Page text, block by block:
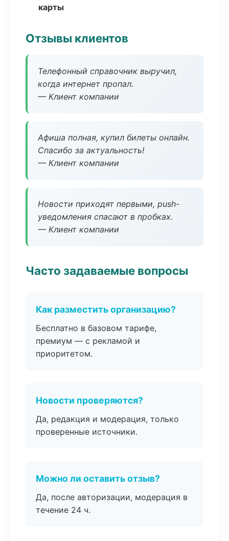
карты
Отзывы клиентов
Телефонный справочник выручил,
когда интернет пропал.
— Клиент компании
Афиша полная, купил билеты онлайн.
Спасибо за актуальность!
— Клиент компании
Новости приходят первыми, push-
уведомления спасают в пробках.
— Клиент компании
Часто задаваемые вопросы
Как разместить организацию?
Бесплатно в базовом тарифе,
премиум — с рекламой и
приоритетом.
Новости проверяются?
Да, редакция и модерация, только
проверенные источники.
Можно ли оставить отзыв?
Да, после авторизации, модерация в
течение 24 ч.